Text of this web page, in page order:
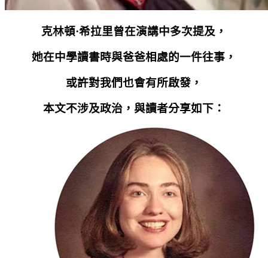
克林頓·希拉里曾在演講中多次提及，
她在中學讀書時與爸爸相處的一件往事，
或許對我們也會有所啟發，
本文不涉及政治，與讀者分享如下：